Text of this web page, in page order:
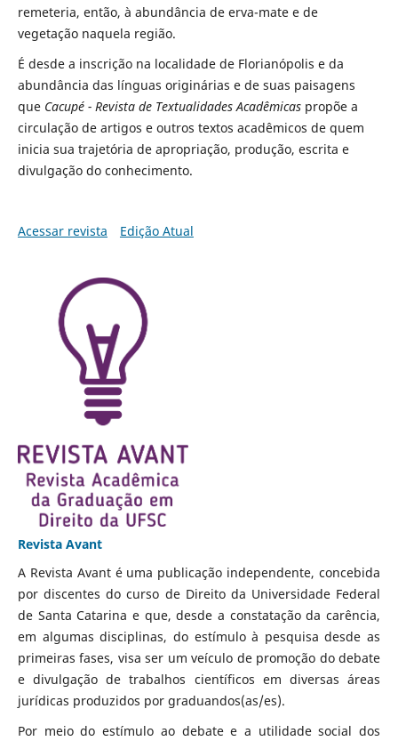
remeteria, então, à abundância de erva-mate e de
vegetação naquela região.
É desde a inscrição na localidade de Florianópolis e da
abundância das línguas originárias e de suas paisagens
que Cacupé - Revista de Textualidades Acadêmicas propõe a
circulação de artigos e outros textos acadêmicos de quem
inicia sua trajetória de apropriação, produção, escrita e
divulgação do conhecimento.
Acessar revista Edição Atual
Revista Avant
A Revista Avant é uma publicação independente, concebida
por discentes do curso de Direito da Universidade Federal
de Santa Catarina e que, desde a constatação da carência,
em algumas disciplinas, do estímulo à pesquisa desde as
primeiras fases, visa ser um veículo de promoção do debate
e divulgação de trabalhos científicos em diversas áreas
jurídicas produzidos por graduandos(as/es).
Por meio do estímulo ao debate e a utilidade social dos